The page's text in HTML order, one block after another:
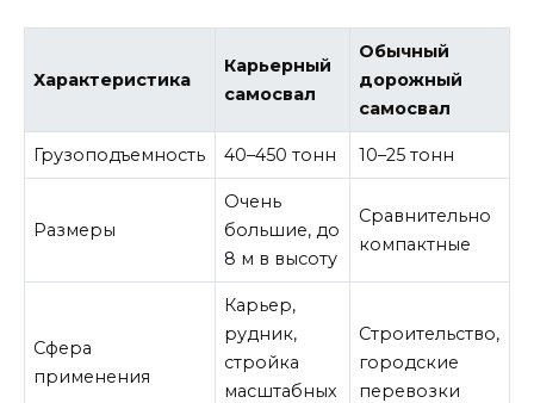
Характеристика
Карьерный
самосвал
Обычный
дорожный
самосвал
Грузоподъемность 40–450 тонн 10–25 тонн
Размеры
Очень
большие, до
8 м в высоту
Сравнительно
компактные
Сфера
применения
Карьер,
рудник,
стройка
масштабных
Строительство,
городские
перевозки